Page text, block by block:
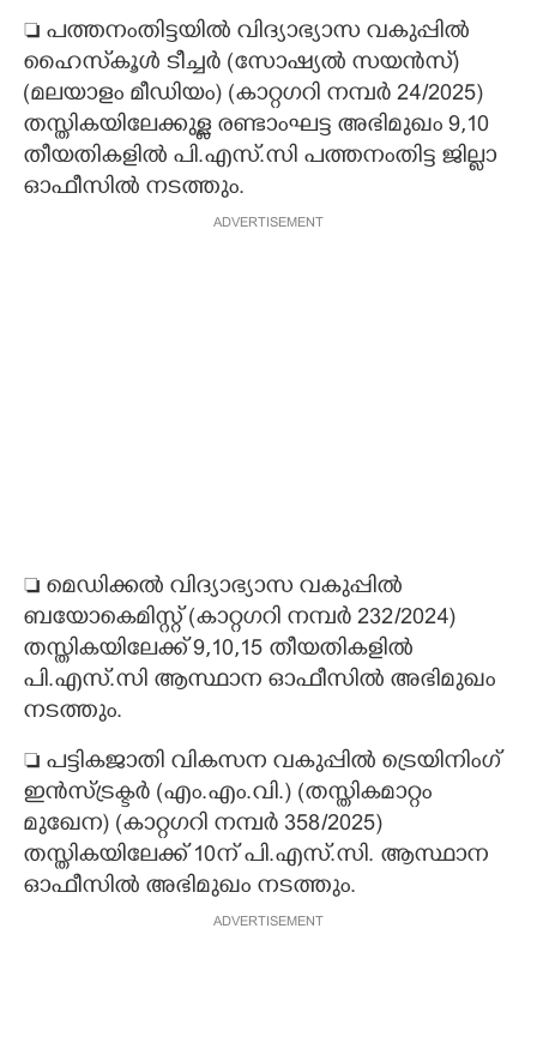
 പത്തനംതിട്ടയിൽ വിദ്യാഭ്യാസ വകുപ്പിൽ
ഹൈസ്‌കൂൾ ടീച്ചർ (സോഷ്യൽ സയൻസ്)
(മലയാളം മീഡിയം) (കാറ്റഗറി നമ്പർ 24/2025)
തസ്തികയിലേക്കുള്ള രണ്ടാംഘട്ട അഭിമുഖം 9,10
തീയതികളിൽ പി.എസ്.സി പത്തനംതിട്ട ജില്ലാ
ഓഫീസിൽ നടത്തും.
ADVERTISEMENT
 മെഡിക്കൽ വിദ്യാഭ്യാസ വകുപ്പിൽ
ബയോകെമിസ്റ്റ് (കാറ്റഗറി നമ്പർ 232/2024)
തസ്തികയിലേക്ക് 9,10,15 തീയതികളിൽ
പി.എസ്.സി ആസ്ഥാന ഓഫീസിൽ അഭിമുഖം
നടത്തും.
 പട്ടികജാതി വികസന വകുപ്പിൽ ട്രെയിനിംഗ്
ഇൻസ്ട്രക്ടർ (എം.എം.വി.) (തസ്തികമാറ്റം
മുഖേന) (കാറ്റഗറി നമ്പർ 358/2025)
തസ്തികയിലേക്ക് 10ന് പി.എസ്.സി. ആസ്ഥാന
ഓഫീസിൽ അഭിമുഖം നടത്തും.
ADVERTISEMENT